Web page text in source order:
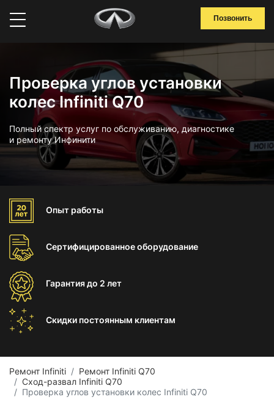
Позвонить
Проверка углов установки
колес Infiniti Q70
Полный спектр услуг по обслуживанию, диагностике
и ремонту Инфинити
Опыт работы
Сертифицированноеоборудование
Гарантиядо 2 лет
Скидки постоянным клиентам
Ремонт Infiniti
Ремонт Infiniti Q70
Сход-развал Infiniti Q70
Проверка углов установки колес Infiniti Q70